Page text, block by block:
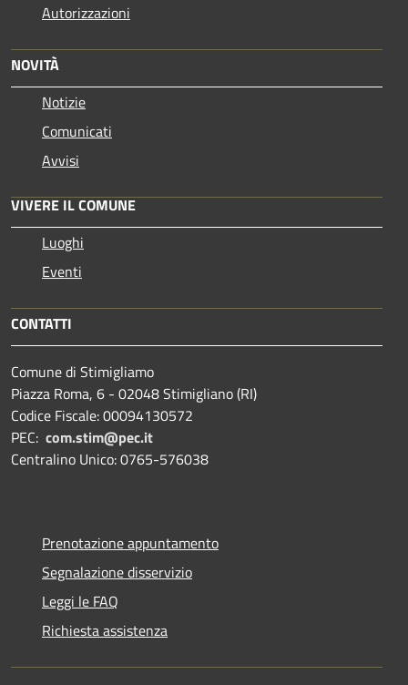
Autorizzazioni
NOVITÀ
Notizie
Comunicati
Avvisi
VIVERE IL COMUNE
Luoghi
Eventi
CONTATTI
Comune di Stimigliamo
Piazza Roma, 6 - 02048 Stimigliano (RI)
Codice Fiscale: 00094130572
PEC: com.stim@pec.it
Centralino Unico: 0765-576038
Prenotazione appuntamento
Segnalazione disservizio
Leggi le FAQ
Richiesta assistenza